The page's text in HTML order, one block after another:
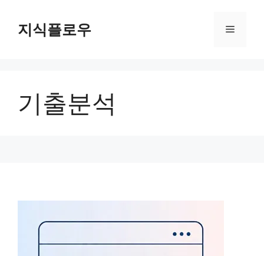
지식플로우 메
기출분석